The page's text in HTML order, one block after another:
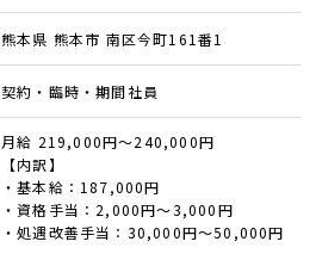
熊本県 熊本市 南区今町161番1
契約・臨時・期間社員
月給 219,000円～240,000円
【内訳】
・基本給：187,000円
・資格手当：2,000円～3,000円
・処遇改善手当：30,000円～50,000円